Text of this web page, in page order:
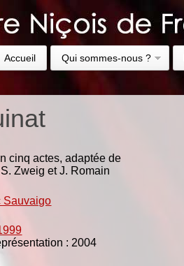
Accueil Qui sommes-nous ?
cinq actes, adaptée de
Zweig et J. Romain
Sauvaigo
: 2004